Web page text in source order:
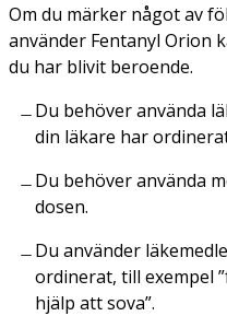
Om du märker något av
använder Fentanyl Orion
du har blivit beroende.
Du behöver använda
din läkare har
Du behöver använda
dosen.
Du använder
ordinerat, till exempel
hjälp att sova”.